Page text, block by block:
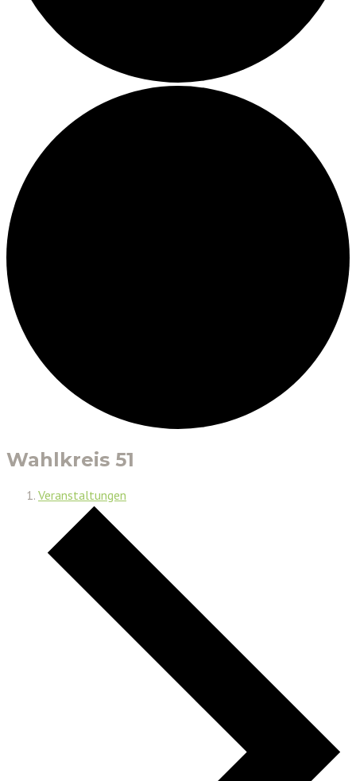
Wahlkreis 51
Veranstaltungen